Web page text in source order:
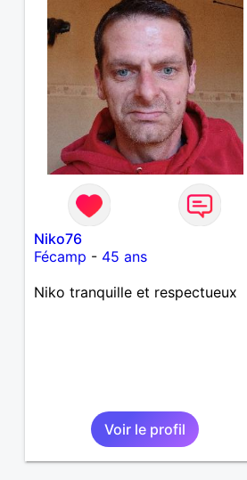
Niko76
Fécamp - 45 ans
Niko tranquille et respectueux
Voir le profil